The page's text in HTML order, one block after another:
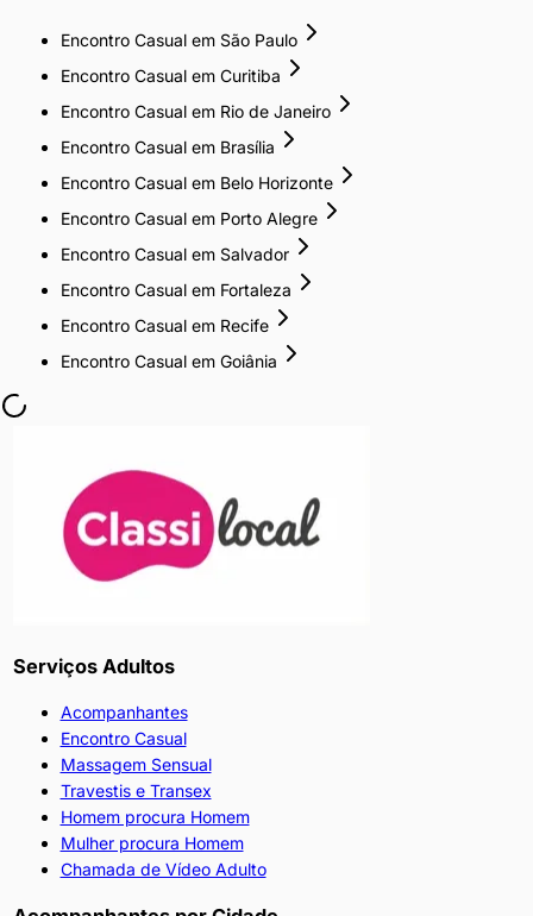
Encontro Casualem São Paulo
Encontro Casualem Curitiba
Encontro Casualem Rio de Janeiro
Encontro Casualem Brasília
Encontro Casualem Belo Horizonte
Encontro Casualem Porto Alegre
Encontro Casualem Salvador
Encontro Casualem Fortaleza
Encontro Casualem Recife
Encontro Casualem Goiânia
Serviços Adultos
Acompanhantes
Encontro Casual
Massagem Sensual
Travestis e Transex
Homem procura Homem
Mulher procura Homem
Chamada de Vídeo Adulto